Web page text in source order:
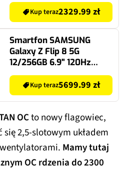
Kup teraz2329.99 zł
Smartfon SAMSUNG
Galaxy Z Flip 8 5G
12/256GB 6.9" 120Hz
Grafitowy SM-F776
Kup teraz5699.99 zł
OCto nowy flagowiec,
2,5-slotowym układem
Mamy tutaj
OC rdzenia do 2300